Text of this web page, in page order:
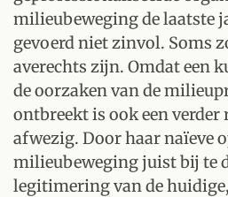
milieubeweging de laatste
gevoerd niet zinvol. Soms
averechts zijn. Omdat een
de oorzaken van de
ontbreekt is ook een
afwezig. Door haar naïeve
milieubeweging juist bij te
legitimering van de